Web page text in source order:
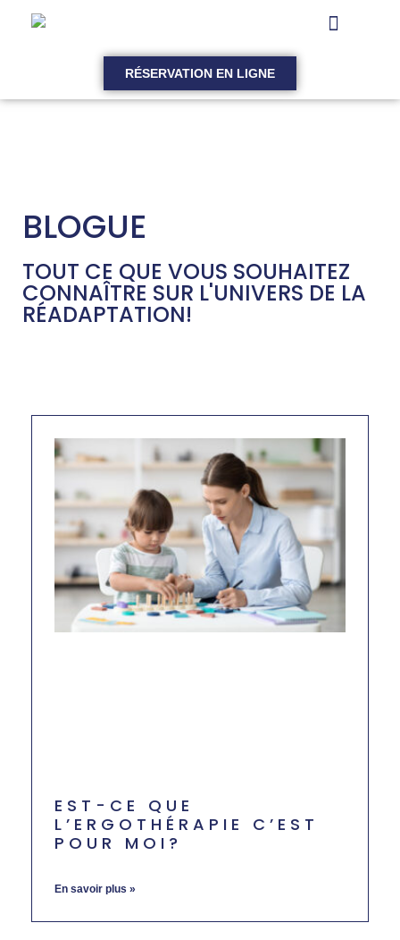
RÉSERVATION EN LIGNE
BLOGUE
TOUT CE QUE VOUS SOUHAITEZ
CONNAÎTRE SUR L'UNIVERS DE LA
RÉADAPTATION!
EST-CE QUE
L’ERGOTHÉRAPIE C’EST
POUR MOI?
En savoir plus »